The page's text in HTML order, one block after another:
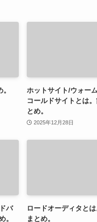
ホットサイト/ウォー
コールドサイトとは。
とめ。
2025年12月28日
バ
。
ロードオーディタと
まとめ。